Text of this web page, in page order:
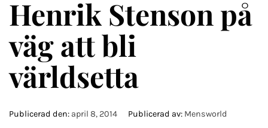
Henrik Stenson på
väg att bli
världsetta
Publicerad den: april 8, 2014 Publicerad av: Mensworld